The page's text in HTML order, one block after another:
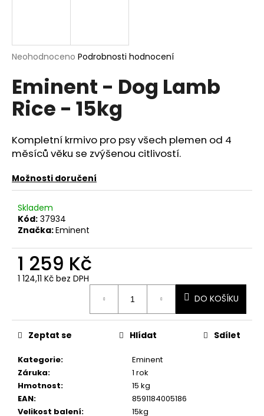
Průměrné
produktu
je
0,0
hvězdiček.
Neohodnoceno Podrobnosti hodnocení
Eminent - Dog Lamb
Rice - 15kg
Kompletní krmivo pro psy všech plemen od 4
měsíců věku se zvýšenou citlivostí.
Možnosti doručení
Skladem
Kód: 37934
Značka:Eminent
1 259 Kč
1 124,11 Kč bez DPH
DO KOŠÍKU
Kategorie:
Eminent
Záruka:
1 rok
Hmotnost:
15 kg
EAN:
8591184005186
Velikost balení: 15kg
Zeptat se Hlídat Sdílet
í
t
?
HLEDAT
D
o
p
o
u
u
m
e